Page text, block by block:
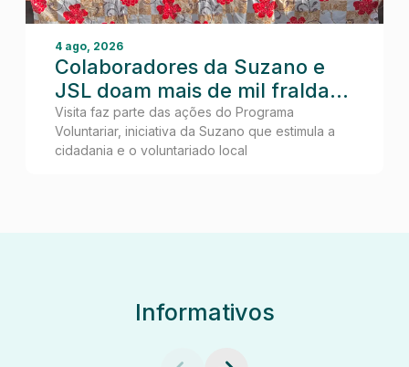
4 ago, 2026
Colaboradores da Suzano e
JSL doam mais de mil fraldas
em visita ao Lar dos Idosos de
Teixeira de Freitas
Visita faz parte das ações do Programa
Voluntariar, iniciativa da Suzano que estimula a
cidadania e o voluntariado local
Informativos